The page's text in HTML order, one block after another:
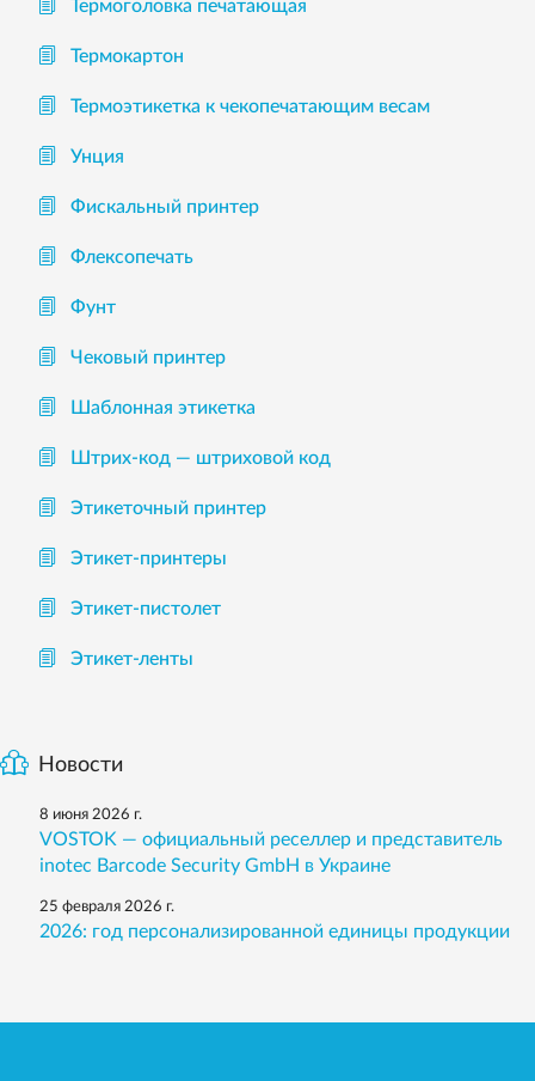
Термоголовка печатающая
Термокартон
Термоэтикетка к чекопечатающим весам
Унция
Фискальный принтер
Флексопечать
Фунт
Чековый принтер
Шаблонная этикетка
Штрих-код — штриховой код
Этикеточный принтер
Этикет-принтеры
Этикет-пистолет
Этикет-ленты
Новости
8 июня 2026 г.
VOSTOK — официальный реселлер и представитель
inotec Barcode Security GmbH в Украине
25 февраля 2026 г.
2026: год персонализированной единицы продукции